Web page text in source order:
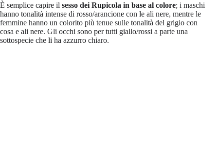
È semplice capire il sesso dei Rupicola in base al colore; i maschi
hanno tonalità intense di rosso/arancione con le ali nere, mentre le
femmine hanno un colorito più tenue sulle tonalità del grigio con
cosa e ali nere. Gli occhi sono per tutti giallo/rossi a parte una
sottospecie che li ha azzurro chiaro.